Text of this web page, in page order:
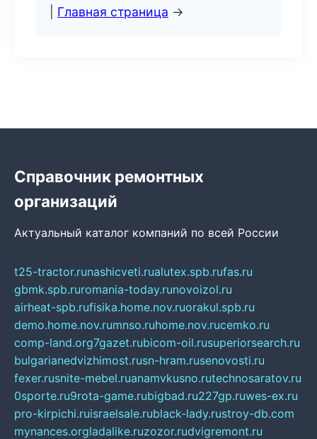
Главная страница →
Справочник ремонтных
организаций
Актуальный каталог компаний по всей России
t25-tractor.runashicveti.rualutex.spb.rufas.ru
gbmk.spb.ruromania-today.runovoizol.ru
airheat-spb.rufisika.home.nov.ruorakul.spb.ru
demo.home.nov.rumnso.ruhome.nov.rucemko.ru
comp-land.org7gazet.rubicom-oil.rusuperiorsearch.ru
bulgarianedvizhimost.rusn-hram.rusenovosti.ru
fexer.rusnite-mebel.ruanamvkusno.rutechnosaratov.ru
0sporte.ru9rota-game.rubigbad.ru227gp.ruwes-ex.ru
pro-kirpichi.ruisraelsale.rublack-lady.rustroy-db.com
mynances.orgladalike.ruzozor.rudvigremont.ru